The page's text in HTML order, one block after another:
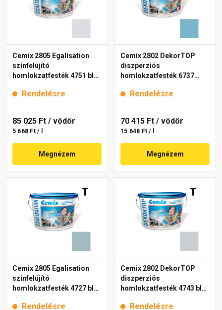
Cemix 2805 Egalisation
színfelújító
homlokzatfesték 4751 blue
Rendelésre
85 025 Ft / vödör
5 668 Ft / l
Megnézem
Cemix 2802 DekorTOP
diszperziós
homlokzatfesték 6737
Rendelésre
70 415 Ft / vödör
15 648 Ft / l
Megnézem
Cemix 2805 Egalisation
színfelújító
homlokzatfesték 4727 blue
Rendelésre
Cemix 2802 DekorTOP
diszperziós
homlokzatfesték 4743 blue
Rendelésre